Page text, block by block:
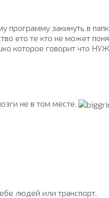
программу закинуть в
ето те кто не может
которое говорит
не в том месте.
людей или транспорт.